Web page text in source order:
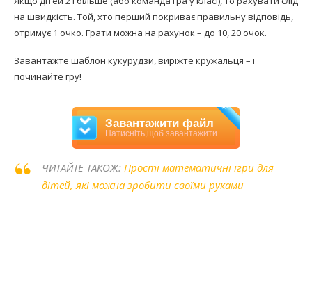
на швидкість. Той, хто перший покриває правильну відповідь,
отримує 1 очко. Грати можна на рахунок – до 10, 20 очок.
Завантажте шаблон кукурудзи, виріжте кружальця – і
починайте гру!
Завантажити файл
Натисніть,щоб завантажити
PDF
ЧИТАЙТЕ ТАКОЖ: Прості математичні ігри для
дітей, які можна зробити своїми руками